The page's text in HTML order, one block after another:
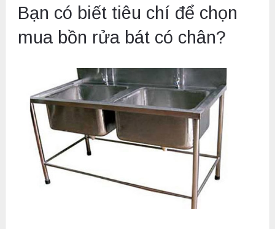
Bạn có biết tiêu chí để chọn
mua bồn rửa bát có chân?